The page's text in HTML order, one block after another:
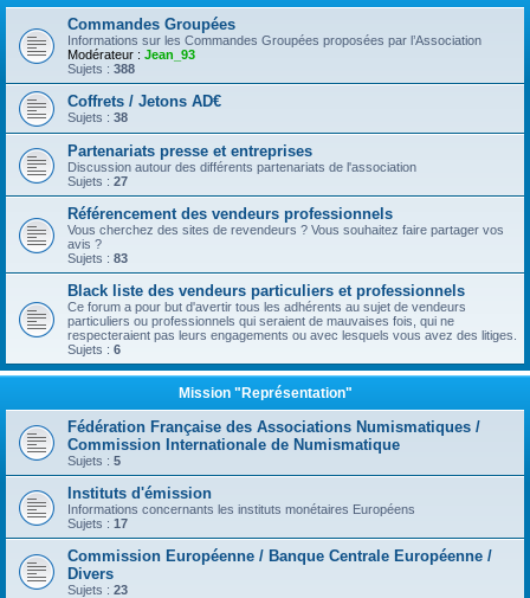
Commandes Groupées
Informations sur les Commandes Groupées proposées par l’Association
Modérateur : Jean_93
Sujets : 388
Coffrets / Jetons AD€
Sujets : 38
Partenariats presse et entreprises
Discussion autour des différents partenariats de l'association
Sujets : 27
Référencement des vendeurs professionnels
Vous cherchez des sites de revendeurs ? Vous souhaitez faire partager vos
avis ?
Sujets : 83
Black liste des vendeurs particuliers et professionnels
Ce forum a pour but d'avertir tous les adhérents au sujet de vendeurs
particuliers ou professionnels qui seraient de mauvaises fois, qui ne
respecteraient pas leurs engagements ou avec lesquels vous avez des litiges.
Sujets : 6
Mission "Représentation"
Fédération Française des Associations Numismatiques /
Commission Internationale de Numismatique
Sujets : 5
Instituts d'émission
Informations concernants les instituts monétaires Européens
Sujets : 17
Commission Européenne / Banque Centrale Européenne /
Divers
Sujets : 23